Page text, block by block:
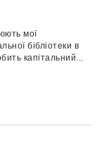
мої
бібліотеки в
капітальний...